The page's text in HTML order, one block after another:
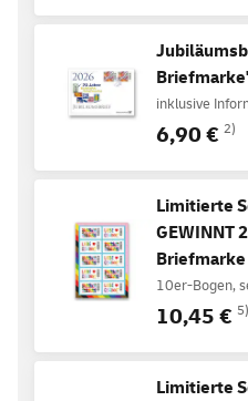
inklusive
6,90 € 2)
Limitierte
GEWINNT
Briefmarke
10er-Bogen,
10,45 € 5)
Limitierte